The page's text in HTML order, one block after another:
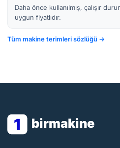
Daha önce kullanılmış, çalışır
uygun fiyatlıdır.
Tüm makine terimleri sözlüğü →
1 birmakine